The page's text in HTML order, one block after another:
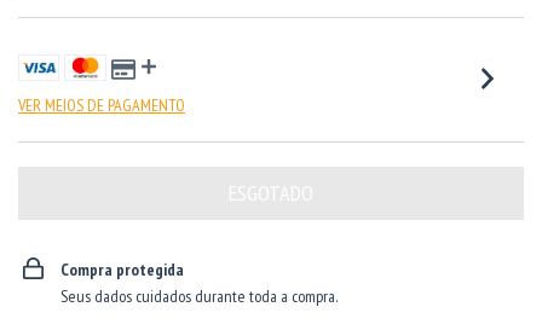
VER MEIOS DE PAGAMENTO
Compra protegida
Seus dados cuidados durante toda a compra.